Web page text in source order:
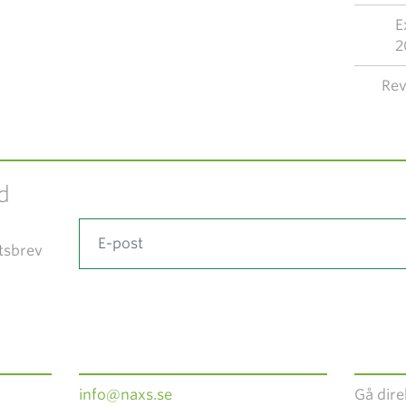
info@naxs.se Gå